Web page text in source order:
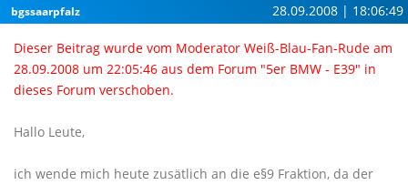
bgssaarpfalz 28.09.2008 | 18:06:49
Dieser Beitrag wurde vom Moderator Weiß-Blau-Fan-Rude am
28.09.2008 um 22:05:46 aus dem Forum "5er BMW - E39" in
dieses Forum verschoben.
Hallo Leute,
ich wende mich heute zusätlich an die e§9 Fraktion, da der